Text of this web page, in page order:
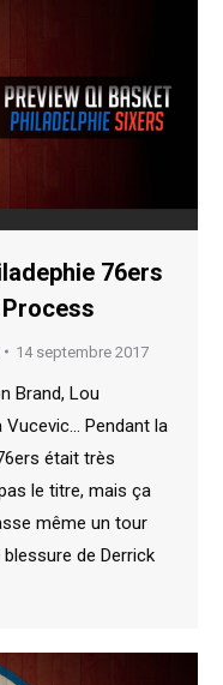
76ers
14 septembre 2017
Brand, Lou
Vucevic… Pendant la
était très
le titre, mais ça
même un tour
de Derrick